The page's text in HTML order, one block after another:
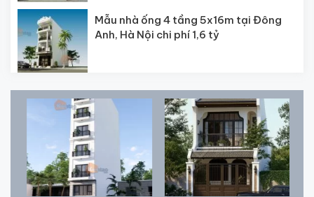
Mẫu nhà ống 4 tầng 5x16m tại Đông
Anh, Hà Nội chi phí 1,6 tỷ